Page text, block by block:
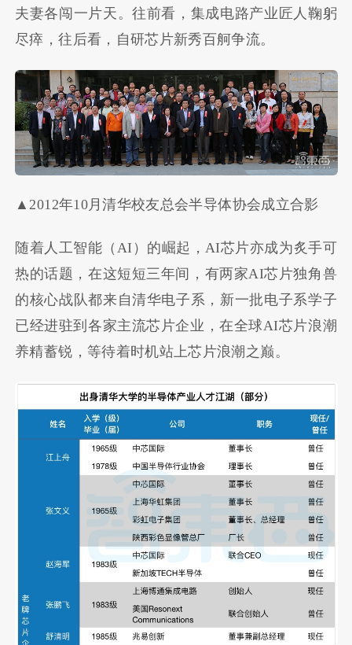
夫妻各闯一片天。往前看，集成电路产业匠人鞠躬
尽瘁，往后看，自研芯片新秀百舸争流。
▲2012年10月清华校友总会半导体协会成立合影
随着人工智能（AI）的崛起，AI芯片亦成为炙手可
热的话题，在这短短三年间，有两家AI芯片独角兽
的核心战队都来自清华电子系，新一批电子系学子
已经进驻到各家主流芯片企业，在全球AI芯片浪潮
养精蓄锐，等待着时机站上芯片浪潮之巅。